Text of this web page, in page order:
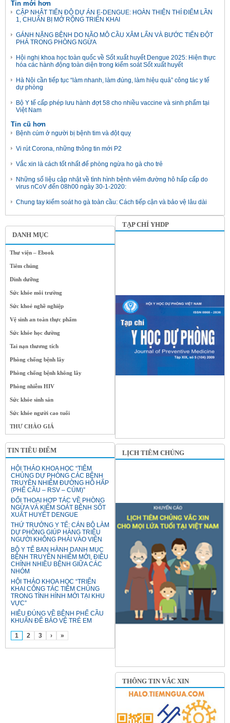
DANH MỤC
Thư viện – Ebook
Tiêm chủng
Dinh dưỡng
Sức khỏe môi trường
Sức khoẻ nghề nghiệp
Vệ sinh an toàn thực phẩm
Sức khỏe học đường
Tai nạn thương tích
Phòng chống bệnh lây
Phòng chống bệnh không lây
Phòng nhiễm HIV
Sức khỏe sinh sản
Sức khỏe người cao tuổi
THƯ CHÀO GIÁ
TIN TIÊU ĐIỂM
HỘI THẢO KHOA HỌC “TIÊM
CHỦNG DỰ PHÒNG CÁC BỆNH
TRUYỀN NHIỄM ĐƯỜNG HÔ HẤP
(PHẾ CẦU – RSV – CÚM)”
ĐỐI THOẠI HỢP TÁC VỀ PHÒNG
NGỪA VÀ KIỂM SOÁT BỆNH SỐT
XUẤT HUYẾT DENGUE
THỨ TRƯỞNG Y TẾ: CÁN BỘ LÀM
DỰ PHÒNG GIÚP HÀNG TRIỆU
NGƯỜI KHÔNG PHẢI VÀO VIỆN
BỘ Y TẾ BAN HÀNH DANH MỤC
BỆNH TRUYỀN NHIỄM MỚI, ĐIỀU
CHỈNH NHIỀU BỆNH GIỮA CÁC
NHÓM
HỘI THẢO KHOA HỌC “TRIỂN
KHAI CÔNG TÁC TIÊM CHỦNG
TRONG TÌNH HÌNH MỚI TẠI KHU
VỰC”
HIỂU ĐÚNG VỀ BỆNH PHẾ CẦU
KHUẨN ĐỂ BẢO VỆ TRẺ EM
1 2 3 › »
Tin mới hơn
CẬP NHẬT TIẾN ĐỘ DỰ ÁN E-DENGUE: HOÀN THIỆN THÍ ĐIỂM LẦN
1, CHUẨN BỊ MỞ RỘNG TRIỂN KHAI
GÁNH NẶNG BỆNH DO NÃO MÔ CẦU XÂM LẤN VÀ BƯỚC TIẾN ĐỘT
PHÁ TRONG PHÒNG NGỪA
Hội nghị khoa học toàn quốc về Sốt xuất huyết Dengue 2025: Hiện thực
hóa các hành động toàn diện trong kiểm soát Sốt xuất huyết
Hà Nội cần tiếp tục “làm nhanh, làm đúng, làm hiệu quả” công tác y tế
dự phòng
Bộ Y tế cấp phép lưu hành đợt 58 cho nhiều vaccine và sinh phẩm tại
Việt Nam
Tin cũ hơn
Bệnh cúm ở người bị bệnh tim và đột quỵ
Vi rút Corona, những thông tin mới P2
Vắc xin là cách tốt nhất để phòng ngừa ho gà cho trẻ
Những số liệu cập nhật về tình hình bệnh viêm đường hô hấp cấp do
virus nCoV đến 08h00 ngày 30-1-2020:
Chung tay kiểm soát ho gà toàn cầu: Cách tiếp cận và bảo vệ lâu dài
TẠP CHÍ YHDP
LỊCH TIÊM CHỦNG
THÔNG TIN VẮC XIN